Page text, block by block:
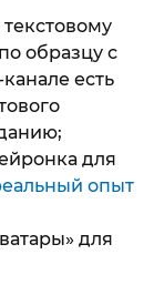
образцу с
есть
для
опыт
для